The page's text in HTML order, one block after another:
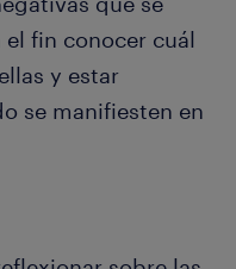
fin conocer cuál
y estar
se manifiesten en